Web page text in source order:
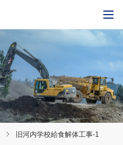
旧河内学校給食解体工事-1